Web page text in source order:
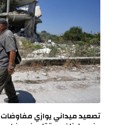
تصعيد ميداني يوازي مفاوضات